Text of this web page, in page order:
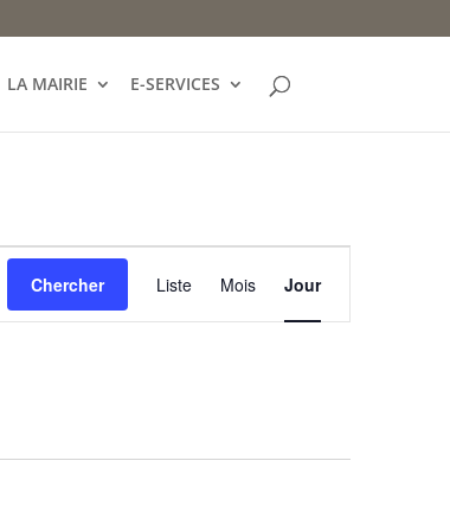
LA MAIRIE E-SERVICES
Chercher
Navigation
de
vues
Liste Mois Jour